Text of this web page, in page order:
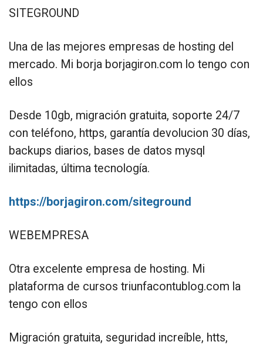
SITEGROUND
Una de las mejores empresas de hosting del
mercado. Mi borja borjagiron.com lo tengo con
ellos
Desde 10gb, migración gratuita, soporte 24/7
con teléfono, https, garantía devolucion 30 días,
backups diarios, bases de datos mysql
ilimitadas, última tecnología.
https://borjagiron.com/siteground
WEBEMPRESA
Otra excelente empresa de hosting. Mi
plataforma de cursos triunfacontublog.com la
tengo con ellos
Migración gratuita, seguridad increíble, htts,